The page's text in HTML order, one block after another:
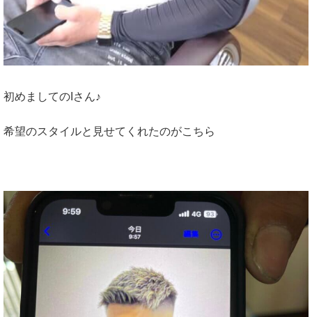
初めましてのIさん♪
希望のスタイルと見せてくれたのがこちら